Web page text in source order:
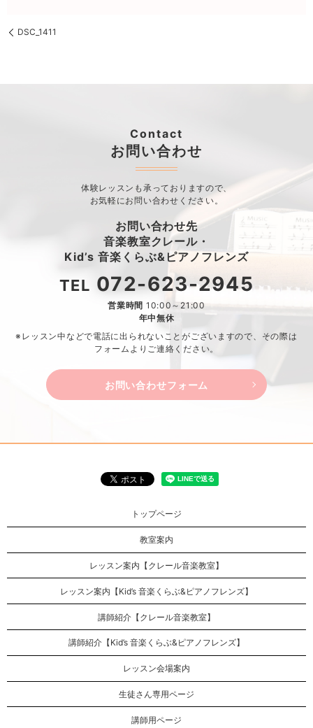
DSC_1411
Contact
お問い合わせ
体験レッスンも承っておりますので、
お気軽にお問い合わせください。
お問い合わせ先
音楽教室クレール・
Kid’s 音楽くらぶ&ピアノフレンズ
TEL 072-623-2945
営業時間 10:00～21:00
年中無休
※レッスン中などで電話に出られないことがございますので、 その際は
フォームよりご連絡ください。
お問い合わせフォーム
トップページ
教室案内
レッスン案内【クレール音楽教室】
レッスン案内【Kid’s 音楽くらぶ&ピアノフレンズ】
講師紹介【クレール音楽教室】
講師紹介【Kid’s 音楽くらぶ&ピアノフレンズ】
レッスン会場案内
生徒さん専用ページ
講師用ページ